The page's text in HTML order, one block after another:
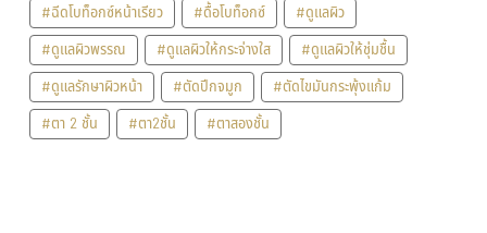
#ฉีดโบท็อกซ์หน้าเรียว
#ดื้อโบท็อกซ์
#ดูแลผิว
#ดูแลผิวพรรณ
#ดูแลผิวให้กระจ่างใส
#ดูแลผิวให้ชุ่มชื้น
#ดูแลรักษาผิวหน้า
#ตัดปีกจมูก
#ตัดไขมันกระพุ้งแก้ม
#ตา 2 ชั้น
#ตา2ชั้น #ตาสองชั้น